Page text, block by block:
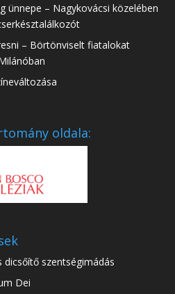
ünnepe – Nagykovácsi közelében
– Börtönviselt fiatalokat
oldala:
dicsőítő szentségimádás
Dei